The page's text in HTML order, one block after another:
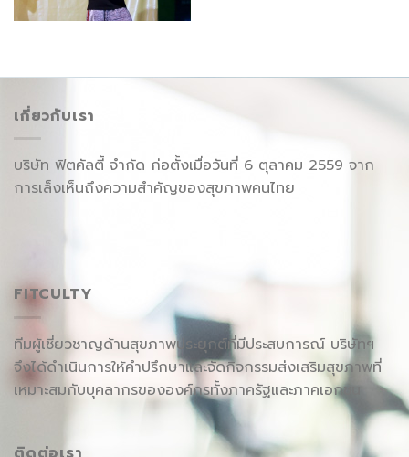
เกี่ยวกับเรา
บริษัท ฟิตคัลตี้ จำกัด ก่อตั้งเมื่อวันที่ 6 ตุลาคม 2559 จาก
การเล็งเห็นถึงความสำคัญของสุขภาพคนไทย
FITCULTY
ทีมผู้เชี่ยวชาญด้านสุขภาพประยุกต์ที่มีประสบการณ์ บริษัทฯ
จึงได้ดำเนินการให้คำปรึกษาและจัดกิจกรรมส่งเสริมสุขภาพที่
เหมาะสมกับบุคลากรขององค์กรทั้งภาครัฐและภาคเอกชน